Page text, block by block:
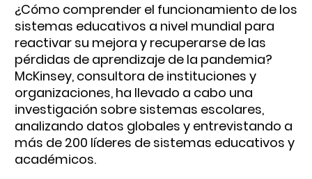
¿Cómo comprender el funcionamiento de los
sistemas educativos a nivel mundial para
reactivar su mejora y recuperarse de las
pérdidas de aprendizaje de la pandemia?
McKinsey, consultora de instituciones y
organizaciones, ha llevado a cabo una
investigación sobre sistemas escolares,
analizando datos globales y entrevistando a
más de 200 líderes de sistemas educativos y
académicos.